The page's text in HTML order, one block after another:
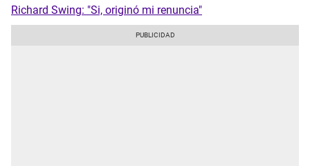
Richard Swing: "Si, originó mi renuncia"